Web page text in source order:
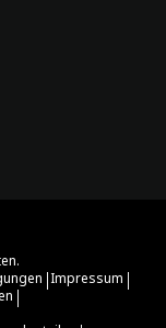
|Impressum |
|